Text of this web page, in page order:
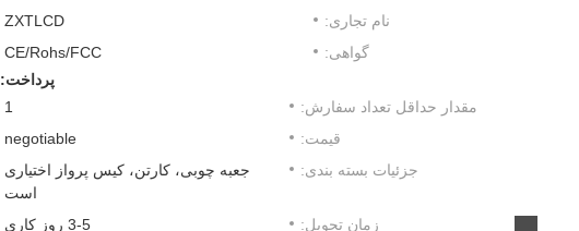
نام تجاری:
ZXTLCD
گواهی:
CE/Rohs/FCC
پرداخت:
مقدار حداقل تعداد سفارش:
1
قیمت:
negotiable
جزئیات بسته بندی:
جعبه چوبی، کارتن، کیس پرواز اختیاری
است
زمان تحویل:
3-5 روز کاری